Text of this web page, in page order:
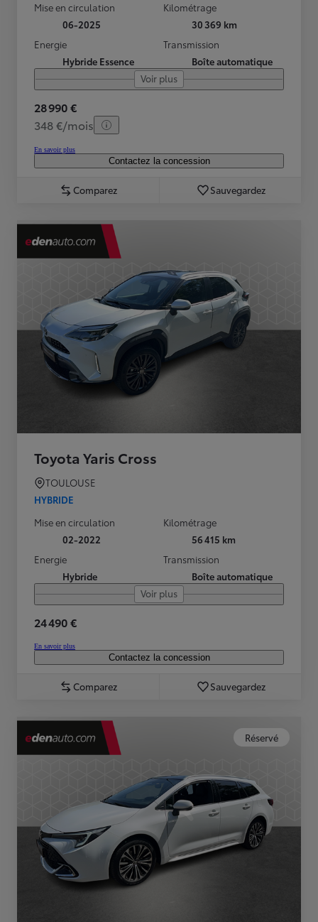
Mise en circulation
06-2025
Kilométrage
30 369 km
Energie
Hybride Essence
Transmission
Boîte automatique
Voir plus
28 990 €
348 €/mois
En savoir plus
Contactez la concession
Comparez Sauvegardez
Toyota Yaris Cross
TOULOUSE
HYBRIDE
Mise en circulation
02-2022
Kilométrage
56 415 km
Energie
Hybride
Transmission
Boîte automatique
Voir plus
24 490 €
En savoir plus
Contactez la concession
Comparez Sauvegardez
Réservé